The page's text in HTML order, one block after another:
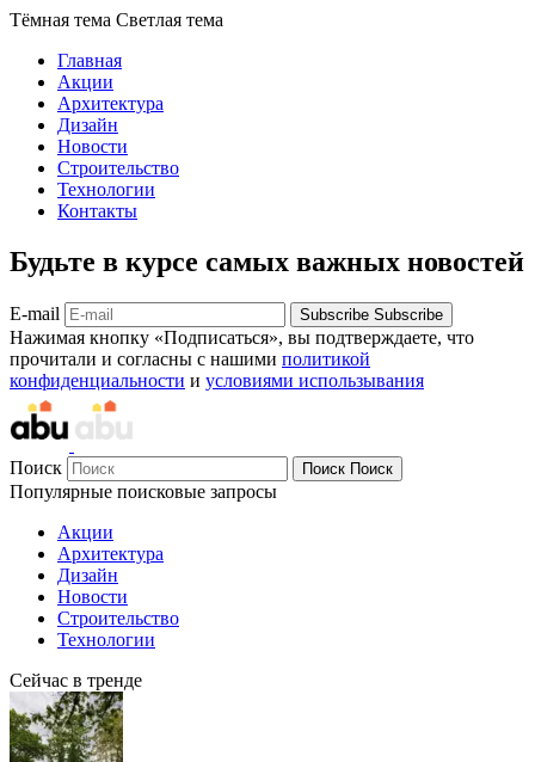
Тёмная тема Светлая тема
Главная
Акции
Архитектура
Дизайн
Новости
Строительство
Технологии
Контакты
Будьте в курсе самых важных новостей
E-mail Subscribe Subscribe
Нажимая кнопку «Подписаться», вы подтверждаете, что
прочитали и согласны с нашими политикой
конфиденциальности и условиями использывания
Поиск Поиск Поиск
Популярные поисковые запросы
Акции
Архитектура
Дизайн
Новости
Строительство
Технологии
Сейчас в тренде